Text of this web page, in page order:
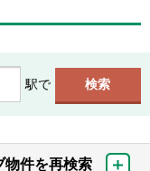
駅で
物件を再検索